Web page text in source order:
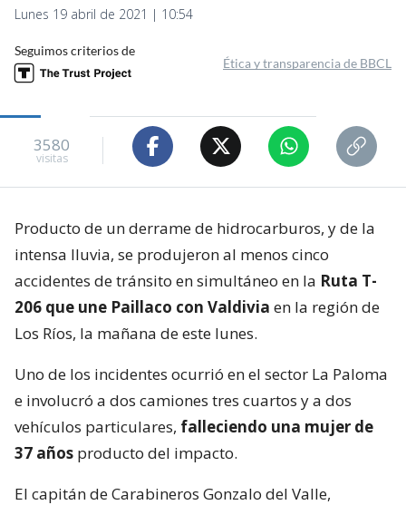
Lunes 19 abril de 2021 | 10:54
Seguimos criterios de
Ética y transparencia de BBCL
3580
visitas
Producto de un derrame de hidrocarburos, y de la
intensa lluvia, se produjeron al menos cinco
accidentes de tránsito en simultáneo en la Ruta T-
206 que une Paillaco con Valdivia en la región de
Los Ríos, la mañana de este lunes.
Uno de los incidentes ocurrió en el sector La Paloma
e involucró a dos camiones tres cuartos y a dos
vehículos particulares, falleciendo una mujer de
37 años producto del impacto.
El capitán de Carabineros Gonzalo del Valle,